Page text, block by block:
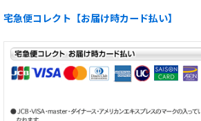
宅急便コレクト【お届け時カード払い】